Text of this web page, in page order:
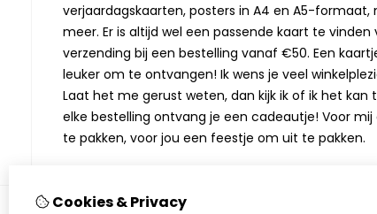
verjaardagskaarten, posters in A4 en A5-formaat,
meer. Er is altijd wel een passende kaart te
verzending bij een bestelling vanaf €50. Een
leuker om te ontvangen! Ik wens je veel
Laat het me gerust weten, dan kijk ik of ik het kan
elke bestelling ontvang je een cadeautje! Voor
te pakken, voor jou een feestje om uit te pakken.
Cookies & Privacy